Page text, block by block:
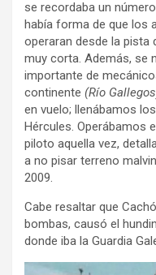
se recordaba un
había forma de que los
operaran desde la pista
muy corta. Además, se
importante de
continente (Río
en vuelo; llenábamos
Hércules. Operábamos
piloto aquella vez,
a no pisar terreno
2009.
Cabe resaltar que
bombas, causó el
donde iba la Guardia